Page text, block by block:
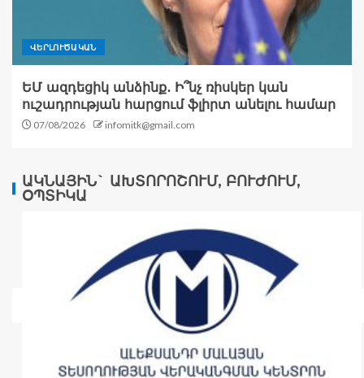
ՎԵՐԼՈՒԾԱԿԱՆ
ԵՄ ազդեցիկ անձինք․ Ի՞նչ ռիսկեր կան
ուշադրության հարցում ֆլիրտ անելու համար
07/08/2026 infomitk@gmail.com
ԱԿՆԱՅԻՆ` ԱԽՏՈՐՈՇՈՒՄ, ԲՈՒԺՈՒՄ,
ՕՊՏԻԿԱ